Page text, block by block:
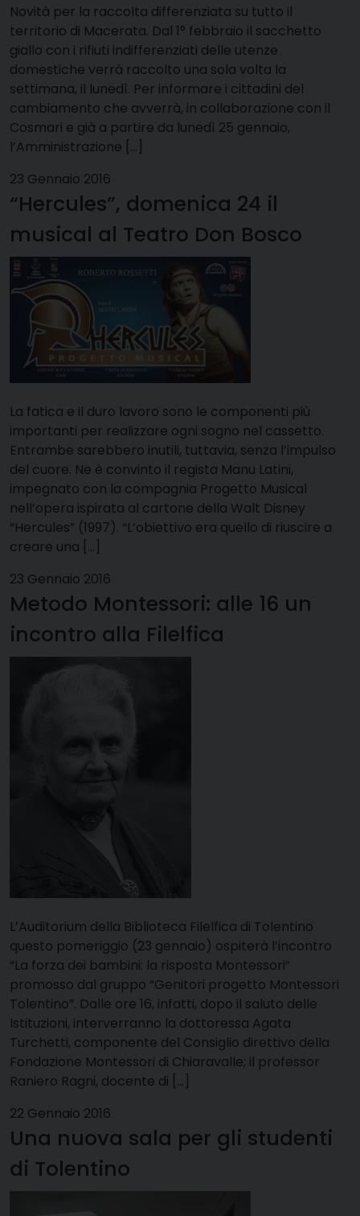
Novità per la raccolta differenziata su tutto il
territorio di Macerata. Dal 1° febbraio il sacchetto
giallo con i rifiuti indifferenziati delle utenze
domestiche verrà raccolto una sola volta la
settimana, il lunedì. Per informare i cittadini del
cambiamento che avverrà, in collaborazione con il
Cosmari e già a partire da lunedì 25 gennaio,
l’Amministrazione […]
23 Gennaio 2016
“Hercules”, domenica 24 il
musical al Teatro Don Bosco
La fatica e il duro lavoro sono le componenti più
importanti per realizzare ogni sogno nel cassetto.
Entrambe sarebbero inutili, tuttavia, senza l’impulso
del cuore. Ne è convinto il regista Manu Latini,
impegnato con la compagnia Progetto Musical
nell’opera ispirata al cartone della Walt Disney
“Hercules” (1997). “L’obiettivo era quello di riuscire a
creare una […]
23 Gennaio 2016
Metodo Montessori: alle 16 un
incontro alla Filelfica
L’Auditorium della Biblioteca Filelfica di Tolentino
questo pomeriggio (23 gennaio) ospiterà l’incontro
“La forza dei bambini: la risposta Montessori”
promosso dal gruppo “Genitori progetto Montessori
Tolentino”. Dalle ore 16, infatti, dopo il saluto delle
Istituzioni, interverranno la dottoressa Agata
Turchetti, componente del Consiglio direttivo della
Fondazione Montessori di Chiaravalle; il professor
Raniero Ragni, docente di […]
22 Gennaio 2016
Una nuova sala per gli studenti
di Tolentino